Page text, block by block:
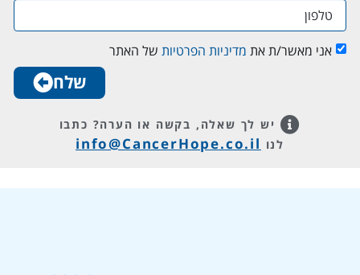
אני מאשר/ת את מדיניות הפרטיות של האתר
שלח
יש לך שאלה, בקשה או הערה? כתבו
לנו info@CancerHope.co.il